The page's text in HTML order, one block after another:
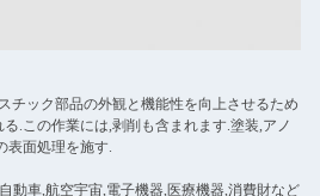
チック部品の外観と機能性を向上させるため
.この作業には,剥削も含まれます.塗装,アノ
表面処理を施す.
動車,航空宇宙,電子機器,医療機器,消費財など